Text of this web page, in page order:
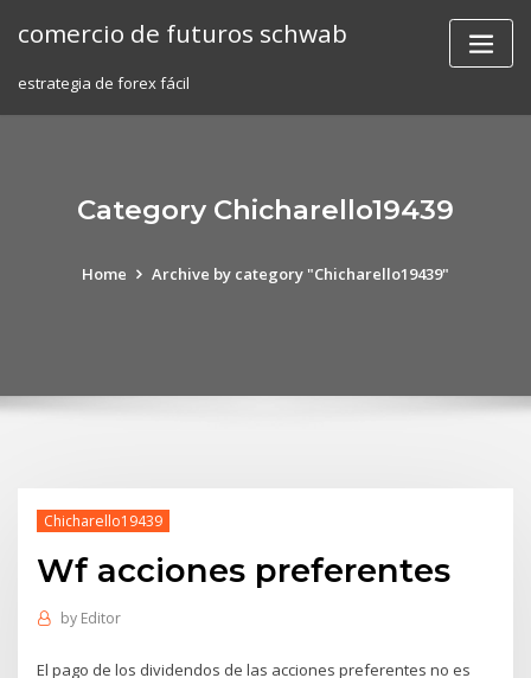
comercio de futuros schwab
estrategia de forex fácil
Category Chicharello19439
Home Archive by category "Chicharello19439"
Chicharello19439
Wf acciones preferentes
by Editor
El pago de los dividendos de las acciones preferentes no es